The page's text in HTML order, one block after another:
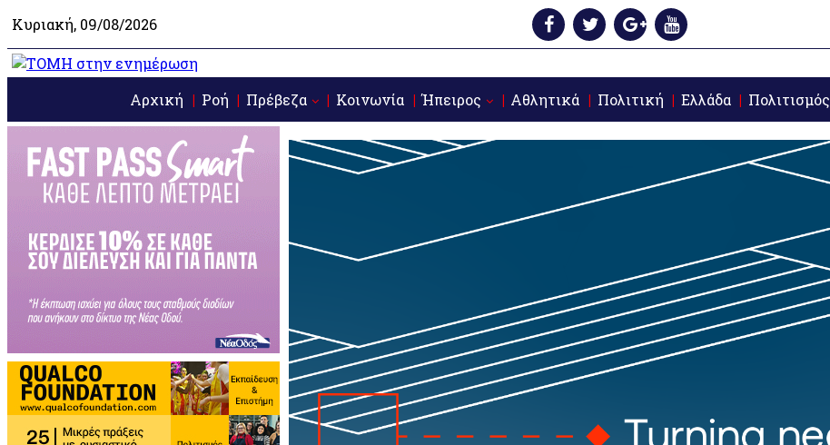
Κυριακή, 09/08/2026
Αρχική Ροή Πρέβεζα Κοινωνία Ήπειρος Αθλητικά Πολιτική Ελλάδα Πολιτισμός